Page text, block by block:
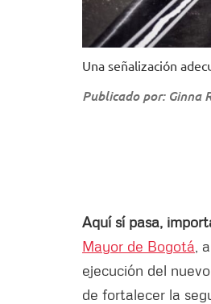
Una señalización
Publicado por: Ginna
Aquí sí pasa,
Mayor de Bogotá ,
ejecución del
de fortalecer la